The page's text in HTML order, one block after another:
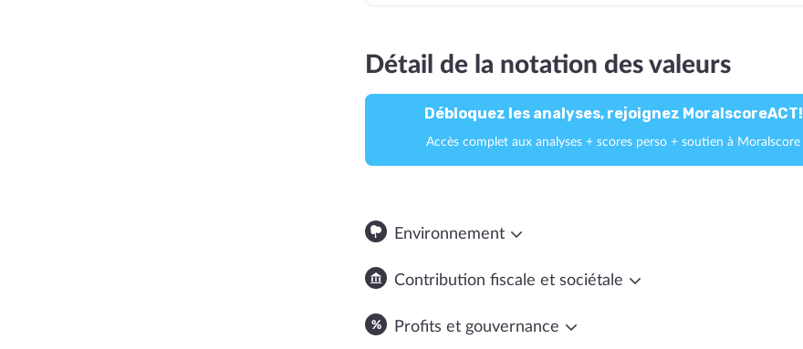
Détail de la notation des valeurs
Débloquez les analyses, rejoignez MoralscoreACT!
Accès complet aux analyses + scores perso + soutien à Moralscore
Environnement
Contribution fiscale et sociétale
Profits et gouvernance